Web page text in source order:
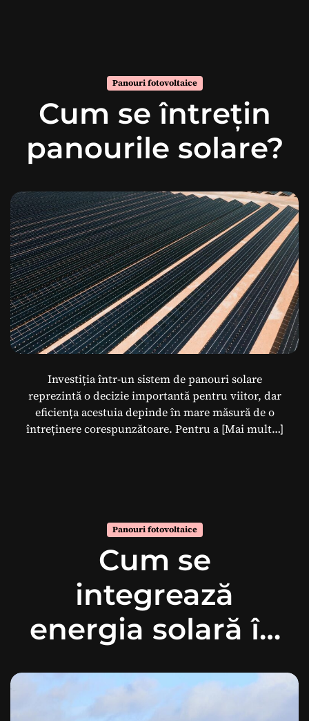
Panouri fotovoltaice
Cum se întrețin
panourile solare?
Investiția într-un sistem de panouri solare
reprezintă o decizie importantă pentru viitor, dar
eficiența acestuia depinde în mare măsură de o
întreținere corespunzătoare. Pentru a[Mai mult…]
Panouri fotovoltaice
Cum se
integrează
energia solară în
rețeaua
electrică?